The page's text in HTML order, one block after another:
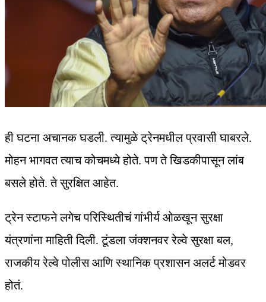
ही घटना अचानक घडली. त्यामुळे ट्रेनमधील प्रवासी घाबरले.
मोहन भागवत त्याच कोचमध्ये होते. पण ते खिडकीपासून लांब
बसले होते. ते सुरक्षित आहेत.
ट्रेन स्टाफने लगेच परिस्थितीचं गांभीर्य ओळखून सुरक्षा
यंत्रणांना माहिती दिली. टूंडला जंक्शनवर रेल्वे सुरक्षा बल,
राजकीय रेल्वे पोलीस आणि स्थानिक प्रशासन अलर्ट मोडवर
होतं.